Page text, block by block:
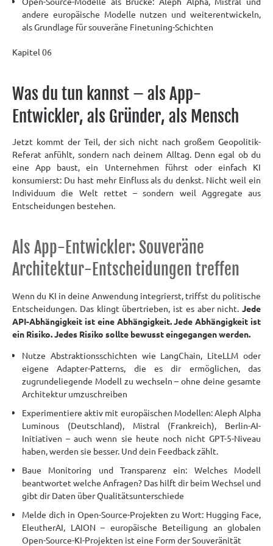
andere europäische Modelle nutzen und weiterentwickeln,
als Grundlage für souveräne Finetuning-Schichten
Kapitel 06
Was du tun kannst – als App-
Entwickler, als Gründer, als Mensch
Jetzt kommt der Teil, der sich nicht nach großem Geopolitik-
Referat anfühlt, sondern nach deinem Alltag. Denn egal ob du
eine App baust, ein Unternehmen führst oder einfach KI
konsumierst: Du hast mehr Einfluss als du denkst. Nicht weil ein
Individuum die Welt rettet – sondern weil Aggregate aus
Entscheidungen bestehen.
Als App-Entwickler: Souveräne
Architektur-Entscheidungen treffen
Wenn du KI in deine Anwendung integrierst, triffst du politische
Entscheidungen. Das klingt übertrieben, ist es aber nicht. Jede
API-Abhängigkeit ist eine Abhängigkeit. Jede Abhängigkeit ist
ein Risiko. Jedes Risiko sollte bewusst eingegangen werden.
Nutze Abstraktionsschichten wie LangChain, LiteLLM oder
eigene Adapter-Patterns, die es dir ermöglichen, das
zugrundeliegende Modell zu wechseln – ohne deine gesamte
Architektur umzuschreiben
Experimentiere aktiv mit europäischen Modellen: Aleph Alpha
Luminous (Deutschland), Mistral (Frankreich), Berlin-AI-
Initiativen – auch wenn sie heute noch nicht GPT-5-Niveau
haben, werden sie besser. Und dein Feedback zählt.
Baue Monitoring und Transparenz ein: Welches Modell
beantwortet welche Anfragen? Das hilft dir beim Wechsel und
gibt dir Daten über Qualitätsunterschiede
Melde dich in Open-Source-Projekten zu Wort: Hugging Face,
EleutherAI, LAION – europäische Beteiligung an globalen
Open-Source-KI-Projekten ist eine Form der Souveränität